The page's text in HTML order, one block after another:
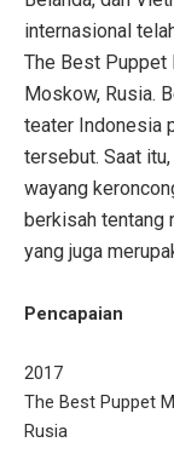
internasional
The Best Puppet
Moskow, Rusia.
teater Indonesia
tersebut. Saat
wayang
berkisah tentang
yang juga
Pencapaian
2017
The Best Puppet
Rusia